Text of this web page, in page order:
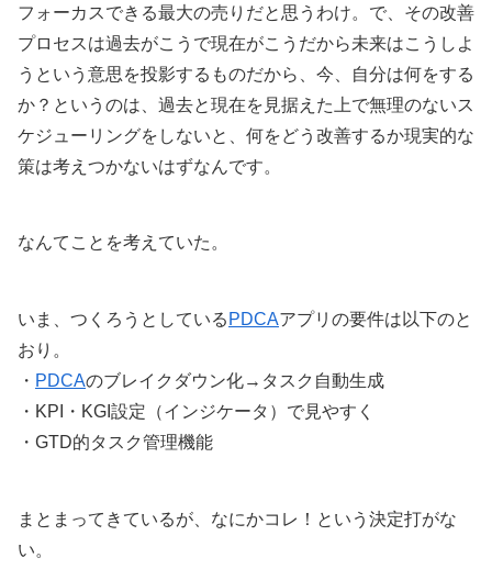
フォーカスできる最大の売りだと思うわけ。で、その改善
プロセスは過去がこうで現在がこうだから未来はこうしよ
うという意思を投影するものだから、今、自分は何をする
か？というのは、過去と現在を見据えた上で無理のないス
ケジューリングをしないと、何をどう改善するか現実的な
策は考えつかないはずなんです。
なんてことを考えていた。
いま、つくろうとしている PDCAアプリの要件は以下のと
おり。
・ PDCAのブレイクダウン化→タスク自動生成
・KPI・KGI設定（インジケータ）で見やすく
・GTD的タスク管理機能
まとまってきているが、なにかコレ！という決定打がな
い。